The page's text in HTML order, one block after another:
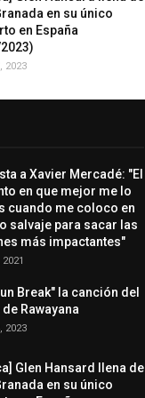
en su único
en España
2023
a Xavier Mercadé: "El
en que mejor me lo
cuando me coloco en
salvaje para sacar las
más impactantes"
Break" la canción del
Rawayana
2023
Glen Hansard llena de
en su único